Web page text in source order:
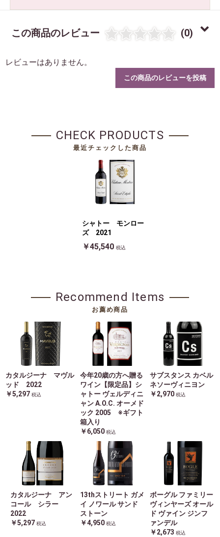
この商品のレビュー (0)
レビューはありません。
この商品のレビューを投稿
CHECK PRODUCTS
最近チェックした商品
シャトー モンロー
ズ 2021
￥45,540 税込
Recommend Items
お薦め商品
カタルジーナ マヴル
ッド 2022
￥5,297 税込
今年20歳の方へ贈る
ワイン【限定品】シ
ャトー ヴェルディニ
ャン A.O.C. オーメド
ック 2005 ※ギフト
箱入り
￥6,050 税込
サブスタンス カベル
ネソーヴィニヨン
￥2,970 税込
カタルジーナ アン
コール シラー
2022
￥5,297 税込
13thストリート ガメ
イ ノワール サンド
ストーン
￥4,950 税込
ボーグル ファミリー
ヴィンヤーズ オール
ド ヴァイン ジンフ
ァンデル
￥2,673 税込